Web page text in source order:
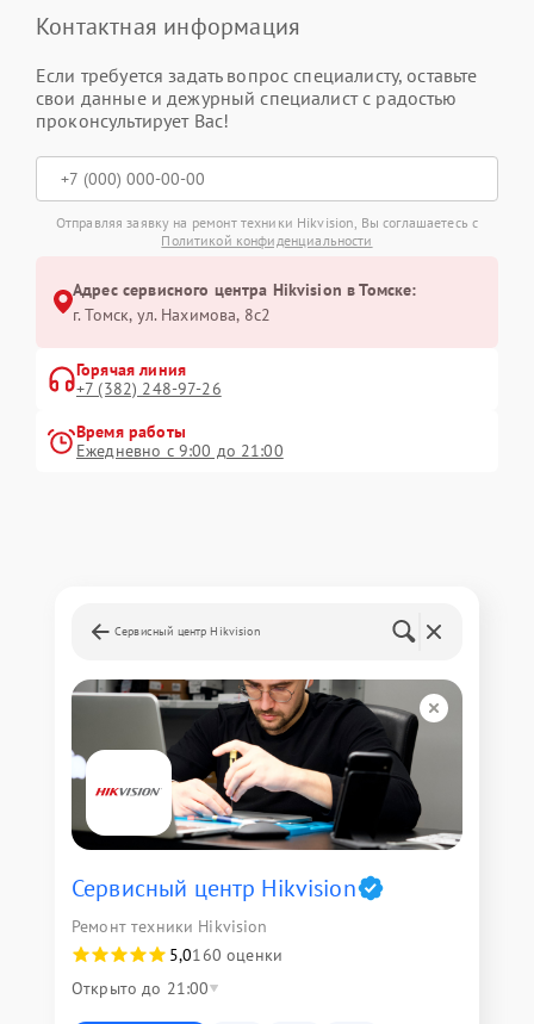
Контактная информация
Если требуется задать вопрос специалисту, оставьте
свои данные и дежурный специалист с радостью
проконсультирует Вас!
Отправляя заявку на ремонт техники Hikvision, Вы соглашаетесь с
Политикой конфиденциальности
Адрес сервисного центра Hikvision в Томске:
г. Томск, ул. Нахимова, 8с2
Горячая линия
+7 (382) 248-97-26
Время работы
Ежедневно с 9:00 до 21:00
Сервисный центр Hikvision
Сервисный центр Hikvision
Ремонт техники Hikvision
5,0160 оценки
Открыто до 21:00